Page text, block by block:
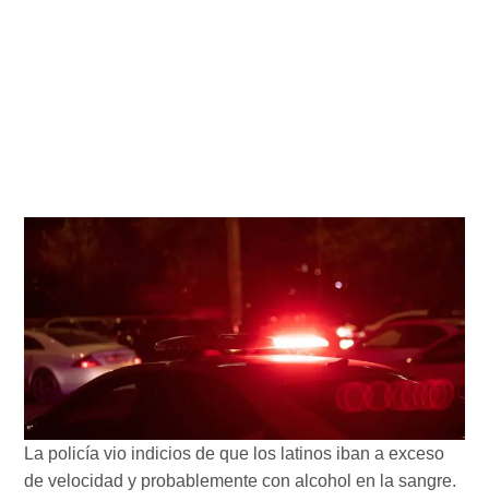
La policía vio indicios de que los latinos iban a exceso
de velocidad y probablemente con alcohol en la sangre.